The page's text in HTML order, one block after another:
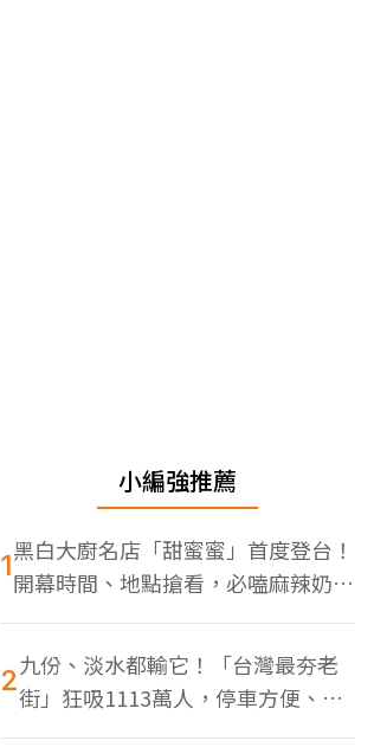
小編強推薦
1黑白大廚名店「甜蜜蜜」首度登台！
開幕時間、地點搶看，必嗑麻辣奶油
蝦
2九份、淡水都輸它！「台灣最夯老
街」狂吸1113萬人，停車方便、特
色美食多